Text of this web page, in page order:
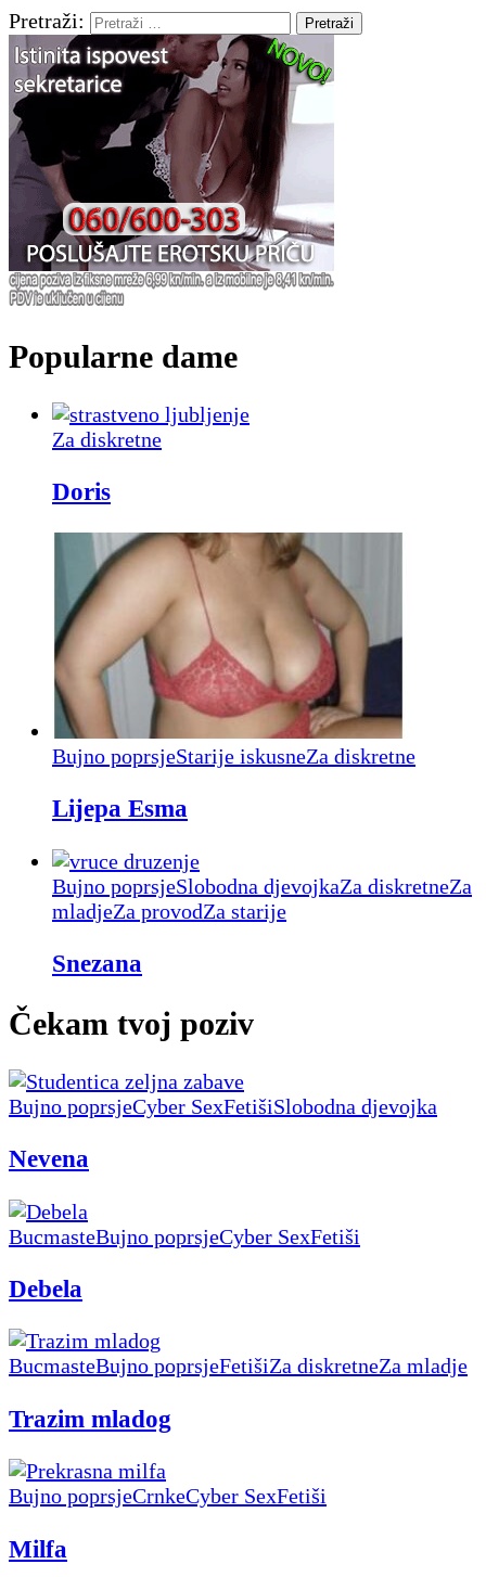
Pretraži:
Popularne dame
Za diskretne
Doris
Bujno poprsjeStarije iskusneZa diskretne
Lijepa Esma
Bujno poprsjeSlobodna djevojkaZa diskretneZa
mladjeZa provodZa starije
Snezana
Čekam tvoj poziv
Bujno poprsjeCyber SexFetišiSlobodna djevojka
Nevena
BucmasteBujno poprsjeCyber SexFetiši
Debela
BucmasteBujno poprsjeFetišiZa diskretneZa mladje
Trazim mladog
Bujno poprsjeCrnkeCyber SexFetiši
Milfa